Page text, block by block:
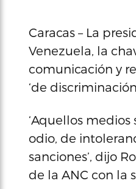
Caracas – La
Venezuela, la
comunicación y
‘de
‘Aquellos
odio, de
sanciones’, dijo
de la ANC con la